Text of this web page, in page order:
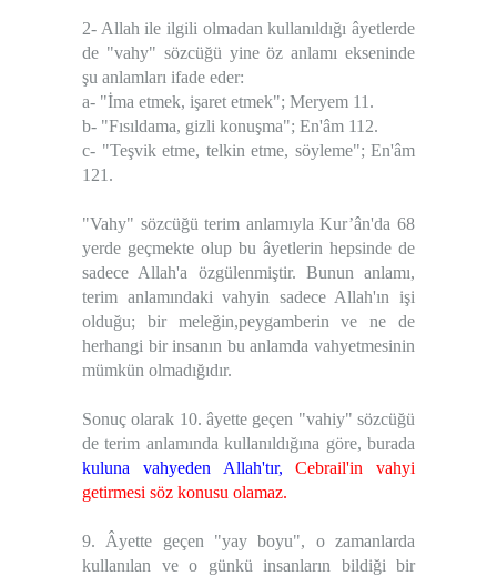
2- Allah ile ilgili olmadan kullanıldığı âyetlerde
de "vahy" sözcüğü yine öz anlamı ekseninde
şu anlamları ifade eder:
a- "İma etmek, işaret etmek"; Meryem 11.
b- "Fısıldama, gizli konuşma"; En'âm 112.
c- "Teşvik etme, telkin etme, söyleme"; En'âm
121.
"Vahy" sözcüğü terim anlamıyla Kur’ân'da 68
yerde geçmekte olup bu âyetlerin hepsinde de
sadece Allah'a özgülenmiştir. Bunun anlamı,
terim anlamındaki vahyin sadece Allah'ın işi
olduğu; bir meleğin,peygamberin ve ne de
herhangi bir insanın bu anlamda vahyetmesinin
mümkün olmadığıdır.
Sonuç olarak 10. âyette geçen "vahiy" sözcüğü
de terim anlamında kullanıldığına göre, burada
kuluna vahyeden Allah'tır,
Cebrail'in vahyi
getirmesi söz konusu olamaz.
9. Âyette geçen "yay boyu", o zamanlarda
kullanılan ve o günkü insanların bildiği bir